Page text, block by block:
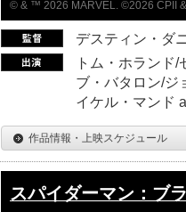
© & ™ 2026 MARVEL. ©2026 CPII
デスティン・ダ
トム・ホランド
ブ・バタロン/ジ
イケル・マンド
作品情報・上映スケジュール
スパイダーマン：ブ